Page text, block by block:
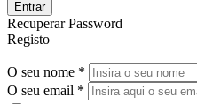
Entrar
Recuperar Password
Registo
O seu nome *
O seu email *